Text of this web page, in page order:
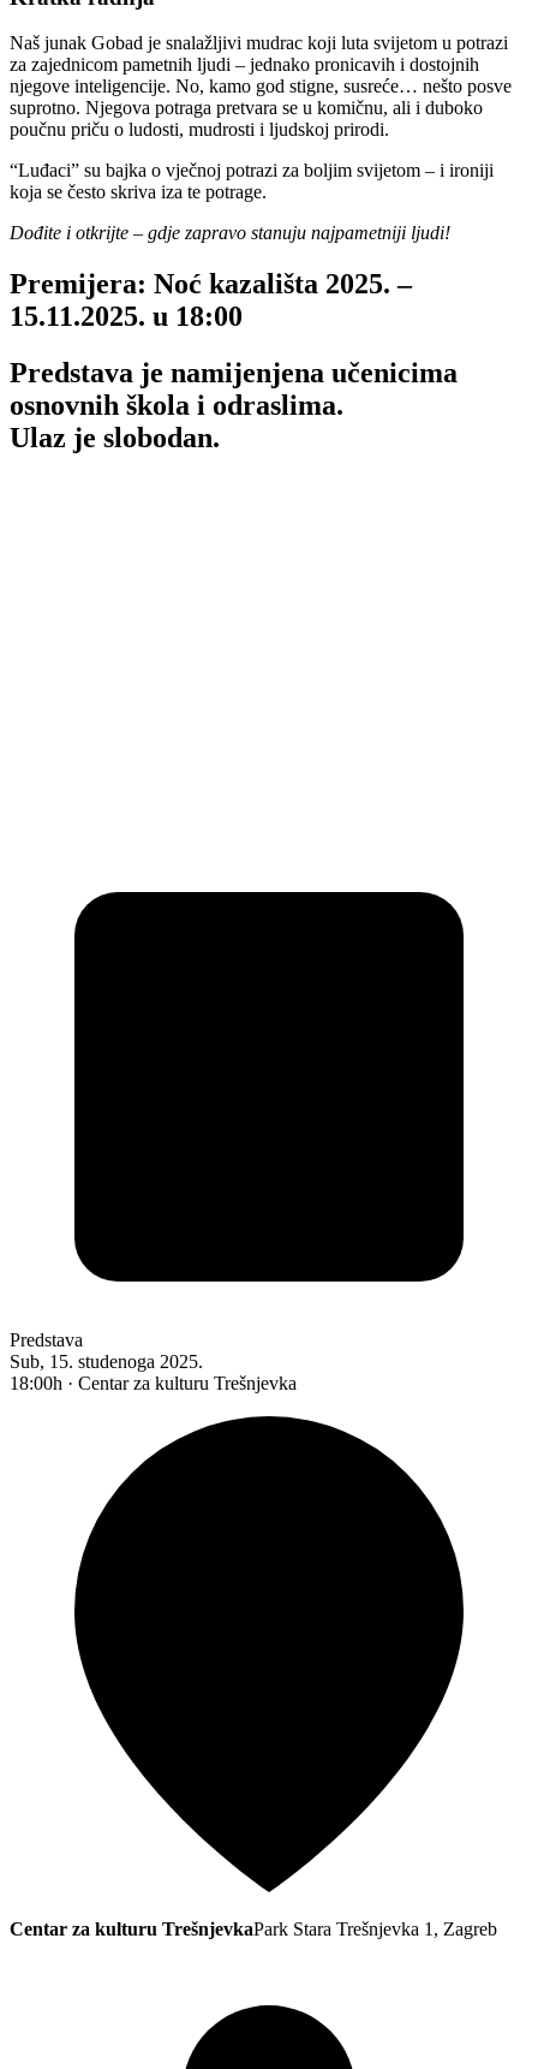
Naš junak Gobad je snalažljivi mudrac koji luta svijetom u potrazi
za zajednicom pametnih ljudi – jednako pronicavih i dostojnih
njegove inteligencije. No, kamo god stigne, susreće… nešto posve
suprotno. Njegova potraga pretvara se u komičnu, ali i duboko
poučnu priču o ludosti, mudrosti i ljudskoj prirodi.
“Luđaci” su bajka o vječnoj potrazi za boljim svijetom – i ironiji
koja se često skriva iza te potrage.
Dođite i otkrijte – gdje zapravo stanuju najpametniji ljudi!
Premijera: Noć kazališta 2025. –
15.11.2025. u 18:00
Predstava je namijenjena učenicima
osnovnih škola i odraslima.
Ulaz je slobodan.
Predstava
Sub, 15. studenoga 2025.
18:00h · Centar za kulturu Trešnjevka
Centar za kulturu TrešnjevkaPark Stara Trešnjevka 1, Zagreb